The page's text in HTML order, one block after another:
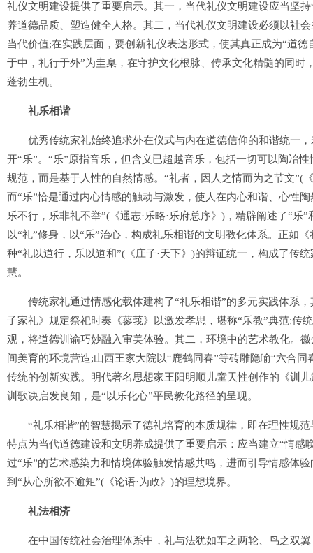
礼仪文明建设提供了重要启示。其一，当代礼仪文明建设应当坚
养道德品质、塑造健全人格。其二，当代礼仪文明建设必须以社
当代价值;在实践层面，要创新礼仪表达形式，使其真正成为“道
于中，礼行于外”为圭臬，在守护文化根脉、传承文化精髓的同
蓬勃生机。
礼乐相谐
优秀传统家礼始终追求外在仪式与内在道德信仰的和谐统一，
开“乐”。“乐”原指音乐，但含义已超越音乐，包括一切可以陶冶
规范，而是基于人性的自然情感。“礼者，因人之情而为之节文”(
而“乐”恰是通过内心情感的触动与激发，使人在内心和谐、心性
乐不行，乐非礼不举”(《通志·乐略·乐府总序》)，精辟阐述了“
以“礼”修身，以“乐”治心，构成礼乐相谐的文明教化体系。正如
种“礼以道行，乐以道和”(《庄子·天下》)的辩证统一，构成了传
慧。
传统家礼通过情感化载体建构了“礼乐相谐”的多元实践体系，
子家礼》规定祭祀时奏《蓼莪》以激发孝思，堪称“乐教”典范;传
观，将道德训谕巧妙融入审美体验。其二，环境中的艺术教化。
间美育的环境营造;山西王家大院以“鹿鹤同春”等砖雕隐喻“六合
传统的创新实践。明代著名思想家王阳明顺儿童天性创作的《训
训歌诀启发良知，是“以乐化心”平民教化路径的呈现。
“礼乐相谐”的智慧揭示了德礼培育的本质规律，即在理性规范
特点为当代道德建设和文明养成提供了重要启示：应当建立“情
过“乐”的艺术感染力和情境体验触发情感共鸣，进而引导情感体
到“从心所欲不逾矩”(《论语·为政》)的理想境界。
礼法相济
在中国传统社会治理体系中，礼与法犹如车之两轮、鸟之双翼